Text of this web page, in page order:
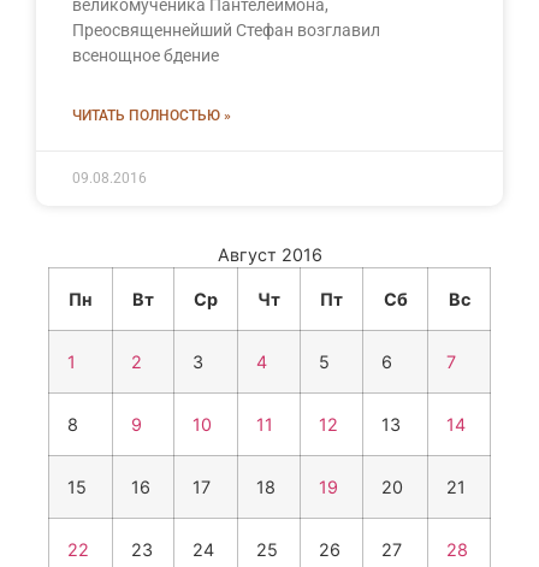
великомученика Пантелеимона,
Преосвященнейший Стефан возглавил
всенощное бдение
ЧИТАТЬ ПОЛНОСТЬЮ »
09.08.2016
Август 2016
Пн Вт Ср Чт Пт Сб Вс
1 2 3 4 5 6 7
8 9 10 11 12 13 14
15 16 17 18 19 20 21
22 23 24 25 26 27 28